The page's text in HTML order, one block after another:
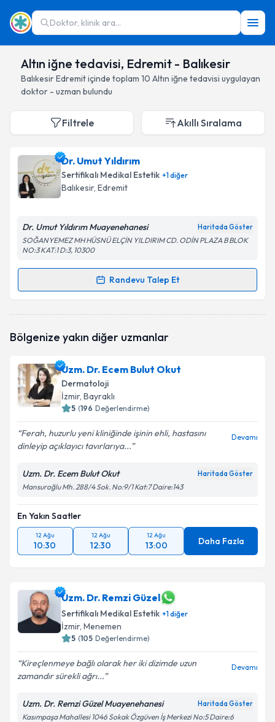
Doktor, klinik ara...
Altın iğne tedavisi, Edremit - Balıkesir
BalıkesirEdremitiçinde toplam 10 Altın iğne tedavisi uygulayan
doktor - uzman bulundu
Filtrele Akıllı Sıralama
Dr. Umut Yıldırım
Sertifikalı Medikal Estetik +1diğer
Balıkesir, Edremit
Dr. Umut Yıldırım Muayenehanesi Haritada Göster
SOĞANYEMEZ MH HÜSNÜ ELÇİN YILDIRIM CD. ODİN PLAZA B BLOK
NO:3 KAT:1 D:3, 10300
Randevu Talep Et
Randevu Takvimi Talebi
oluşturun. Size bu uzmandan randevu almanız için bir
E-posta Adresiniz
Kişisel verilerimin işlenmesine ilişkinAydınlatma
Metni'ni okudum ve kişisel verilerimin belirtilen
Bölgenize yakın diğer uzmanlar
Uzm. Dr. Ecem Bulut Okut
Dermatoloji
İzmir, Bayraklı
5 (196 Değerlendirme)
Ferah, huzurlu yeni kliniğinde işinin ehli, hastasını
dinleyip açıklayıcı tavırlarıya...
Devamı
Uzm. Dr. Ecem Bulut Okut Haritada Göster
Mansuroğlu Mh. 288/4 Sok. No:9/1 Kat:7 Daire:143
En Yakın Saatler
12 Ağu
10:30
12 Ağu
12:30
12 Ağu
13:00 Daha Fazla
Uzm. Dr. Remzi Güzel
Sertifikalı Medikal Estetik +1diğer
İzmir, Menemen
5 (105 Değerlendirme)
Kireçlenmeye bağlı olarak her iki dizimde uzun
zamandır sürekli ağrı...
Devamı
Uzm. Dr. Remzi Güzel Muayenehanesi Haritada Göster
Kasımpaşa Mahallesi 1046 Sokak Özgüven İş Merkezi No:5 Daire:6